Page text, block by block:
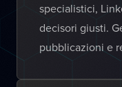
specialistici,
decisori giusti.
pubblicazioni e